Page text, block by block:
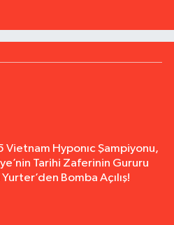
Vietnam Hyponıc Şampiyonu,
Tarihi Zaferinin Gururu
Bomba Açılış!